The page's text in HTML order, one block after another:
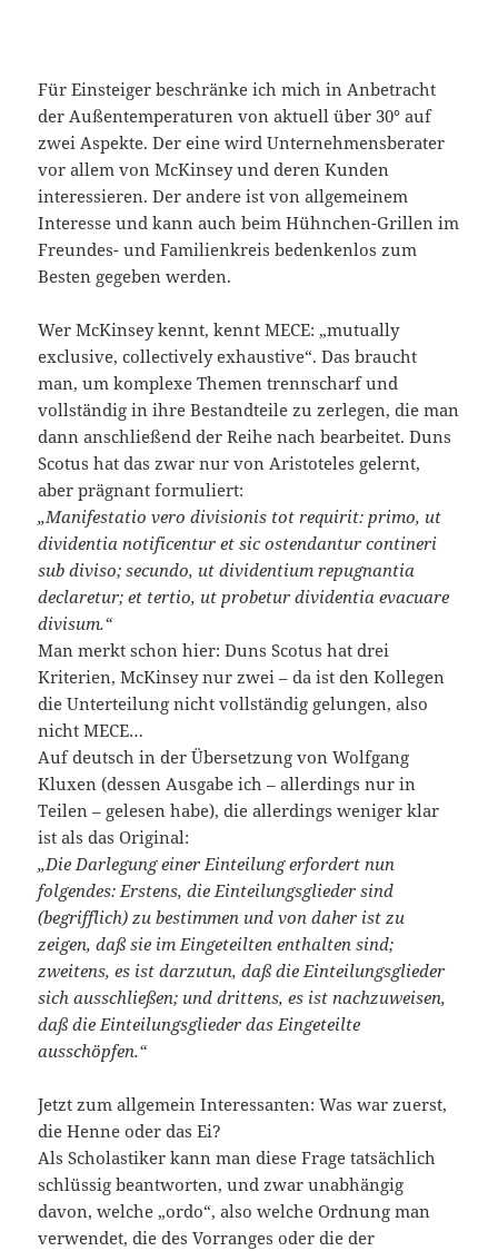
Für Einsteiger beschränke ich mich in Anbetracht
der Außentemperaturen von aktuell über 30° auf
zwei Aspekte. Der eine wird Unternehmensberater
vor allem von McKinsey und deren Kunden
interessieren. Der andere ist von allgemeinem
Interesse und kann auch beim Hühnchen-Grillen im
Freundes- und Familienkreis bedenkenlos zum
Besten gegeben werden.
Wer McKinsey kennt, kennt MECE: „mutually
exclusive, collectively exhaustive“. Das braucht
man, um komplexe Themen trennscharf und
vollständig in ihre Bestandteile zu zerlegen, die man
dann anschließend der Reihe nach bearbeitet. Duns
Scotus hat das zwar nur von Aristoteles gelernt,
aber prägnant formuliert:
„Manifestatio vero divisionis tot requirit: primo, ut
dividentia notificentur et sic ostendantur contineri
sub diviso; secundo, ut dividentium repugnantia
declaretur; et tertio, ut probetur dividentia evacuare
divisum.“
Man merkt schon hier: Duns Scotus hat drei
Kriterien, McKinsey nur zwei – da ist den Kollegen
die Unterteilung nicht vollständig gelungen, also
nicht MECE…
Auf deutsch in der Übersetzung von Wolfgang
Kluxen (dessen Ausgabe ich – allerdings nur in
Teilen – gelesen habe), die allerdings weniger klar
ist als das Original:
„Die Darlegung einer Einteilung erfordert nun
folgendes: Erstens, die Einteilungsglieder sind
(begrifflich) zu bestimmen und von daher ist zu
zeigen, daß sie im Eingeteilten enthalten sind;
zweitens, es ist darzutun, daß die Einteilungsglieder
sich ausschließen; und drittens, es ist nachzuweisen,
daß die Einteilungsglieder das Eingeteilte
ausschöpfen.“
Jetzt zum allgemein Interessanten: Was war zuerst,
die Henne oder das Ei?
Als Scholastiker kann man diese Frage tatsächlich
schlüssig beantworten, und zwar unabhängig
davon, welche „ordo“, also welche Ordnung man
verwendet, die des Vorranges oder die der